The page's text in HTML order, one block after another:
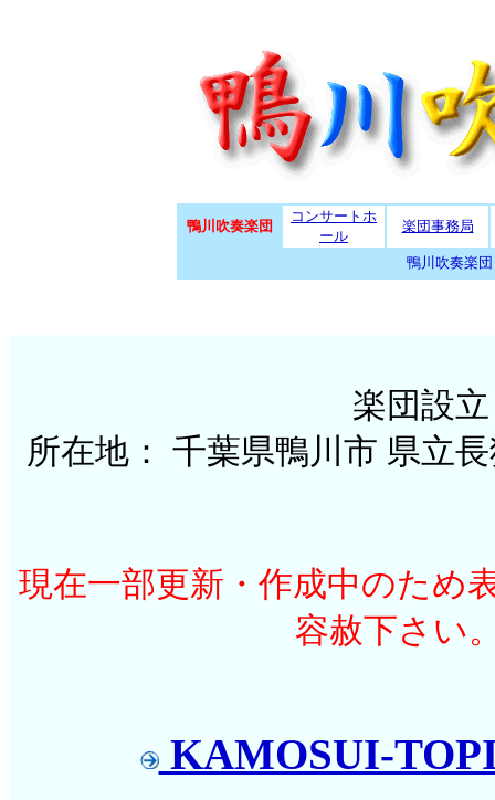
鴨川吹奏楽団
コンサートホ
ール
楽団事務局
鴨川吹奏楽
楽団設
所在地： 千葉県鴨川市 県立
現在一部更新・作成中のため
容赦下さい
KAMOSUI-